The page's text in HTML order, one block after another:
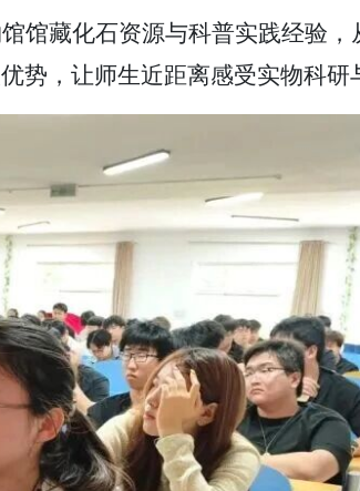
馆藏化石资源与科普实践经验，
，让师生近距离感受实物科研